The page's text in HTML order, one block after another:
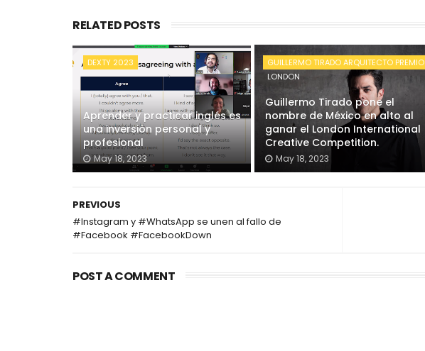
RELATED POSTS
DEXTY 2023
Aprender y practicar inglés es
una inversión personal y
profesional
May 18, 2023
GUILLERMO TIRADO ARQUITECTO PREMIO
LONDON
Guillermo Tirado pone el
nombre de México en alto al
ganar el London International
Creative Competition.
May 18, 2023
PREVIOUS
#Instagram y #WhatsApp se unen al fallo de
#Facebook #FacebookDown
POST A COMMENT